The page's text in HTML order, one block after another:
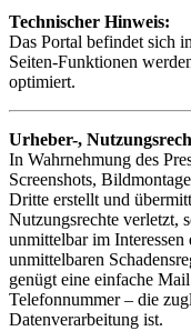
Technischer Hinweis:
Das Portal befindet sich
Seiten-Funktionen
optimiert.
Urheber-,
In Wahrnehmung des
Screenshots,
Dritte erstellt und
Nutzungsrechte verletzt,
unmittelbar im
unmittelbaren
genügt eine einfache
Telefonnummer – die
Datenverarbeitung ist.